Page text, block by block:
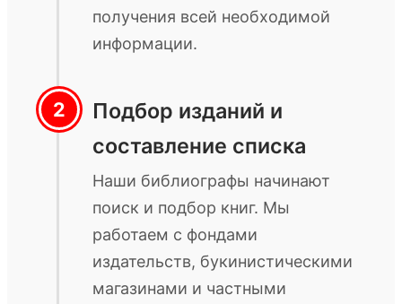
получения всей необходимой
информации.
Подбор изданий и
составление списка
Наши библиографы начинают
поиск и подбор книг. Мы
работаем с фондами
издательств, букинистическими
магазинами и частными